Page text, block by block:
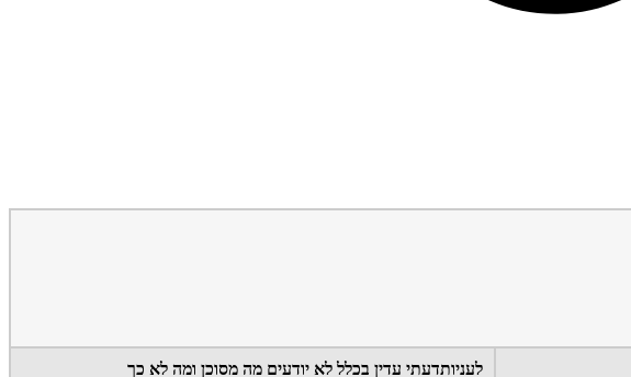
לעניותדעתי עדין בכלל לא יודעים מה מסוכן ומה לא כך